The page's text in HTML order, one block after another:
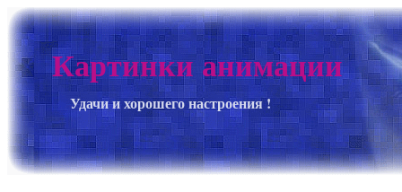
Картинки анимации
Удачи и хорошего настроения !